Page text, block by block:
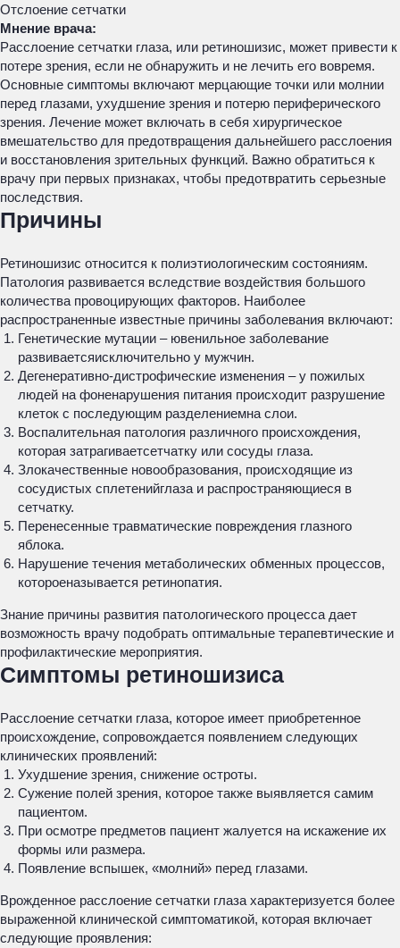
Отслоение сетчатки
Мнение врача:
Расслоение сетчатки глаза, или ретиношизис, может привести к
потере зрения, если не обнаружить и не лечить его вовремя.
Основные симптомы включают мерцающие точки или молнии
перед глазами, ухудшение зрения и потерю периферического
зрения. Лечение может включать в себя хирургическое
вмешательство для предотвращения дальнейшего расслоения
и восстановления зрительных функций. Важно обратиться к
врачу при первых признаках, чтобы предотвратить серьезные
последствия.
Причины
Ретиношизис относится к полиэтиологическим состояниям.
Патология развивается вследствие воздействия большого
количества провоцирующих факторов. Наиболее
распространенные известные причины заболевания включают:
Генетические мутации – ювенильное заболевание
развиваетсяисключительно у мужчин.
Дегенеративно-дистрофические изменения – у пожилых
людей на фоненарушения питания происходит разрушение
клеток с последующим разделениемна слои.
Воспалительная патология различного происхождения,
которая затрагиваетсетчатку или сосуды глаза.
Злокачественные новообразования, происходящие из
сосудистых сплетенийглаза и распространяющиеся в
сетчатку.
Перенесенные травматические повреждения глазного
яблока.
Нарушение течения метаболических обменных процессов,
котороеназывается ретинопатия.
Знание причины развития патологического процесса дает
возможность врачу подобрать оптимальные терапевтические и
профилактические мероприятия.
Симптомы ретиношизиса
Расслоение сетчатки глаза, которое имеет приобретенное
происхождение, сопровождается появлением следующих
клинических проявлений:
Ухудшение зрения, снижение остроты.
Сужение полей зрения, которое также выявляется самим
пациентом.
При осмотре предметов пациент жалуется на искажение их
формы или размера.
Появление вспышек, «молний» перед глазами.
Врожденное расслоение сетчатки глаза характеризуется более
выраженной клинической симптоматикой, которая включает
следующие проявления: